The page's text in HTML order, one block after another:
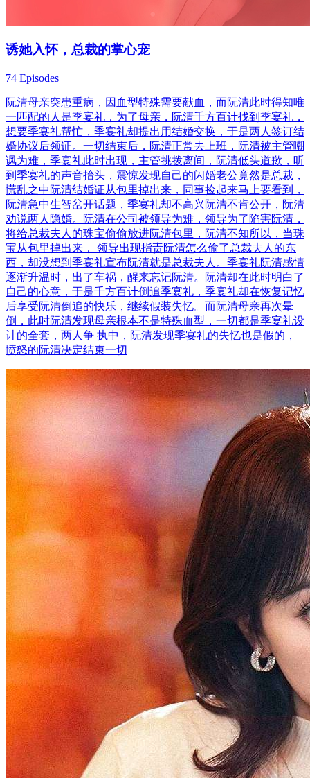
诱她入怀，总裁的掌心宠
74 Episodes
阮清母亲突患重病，因血型特殊需要献血，而阮清此时得知唯
一匹配的人是季宴礼，为了母亲，阮清千方百计找到季宴礼，
想要季宴礼帮忙，季宴礼却提出用结婚交换，于是两人签订结
婚协议后领证。一切结束后，阮清正常去上班，阮清被主管嘲
讽为难，季宴礼此时出现，主管挑拨离间，阮清低头道歉，听
到季宴礼的声音抬头，震惊发现自己的闪婚老公竟然是总裁，
慌乱之中阮清结婚证从包里掉出来，同事捡起来马上要看到，
阮清急中生智岔开话题，季宴礼却不高兴阮清不肯公开，阮清
劝说两人隐婚。阮清在公司被领导为难，领导为了陷害阮清，
将给总裁夫人的珠宝偷偷放进阮清包里，阮清不知所以，当珠
宝从包里掉出来， 领导出现指责阮清怎么偷了总裁夫人的东
西，却没想到季宴礼宣布阮清就是总裁夫人。季宴礼阮清感情
逐渐升温时，出了车祸，醒来忘记阮清。阮清却在此时明白了
自己的心意，于是千方百计倒追季宴礼，季宴礼却在恢复记忆
后享受阮清倒追的快乐，继续假装失忆。而阮清母亲再次晕
倒，此时阮清发现母亲根本不是特殊血型，一切都是季宴礼设
计的全套，两人争 执中，阮清发现季宴礼的失忆也是假的，
愤怒的阮清决定结束一切